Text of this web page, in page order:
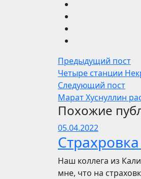
Предыдущий пост
Четыре станции
Следующий пост
Марат Хуснуллин
Похожие
05.04.2022
Наш коллега из
мне, что на